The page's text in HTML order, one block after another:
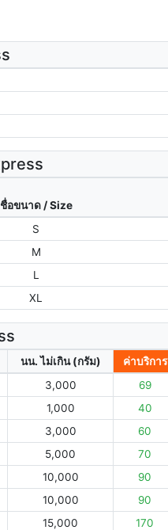
ชื่อขนาด / Size
S
M
L
XL
นน. ไม่เกิน (กรัม)
ค่าบริการ
3,000
69
1,000
40
3,000
60
5,000
70
10,000
90
10,000
90
15,000
170